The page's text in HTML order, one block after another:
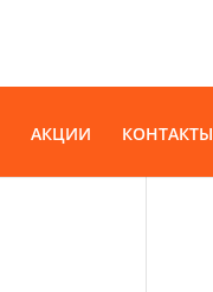
АКЦИИ КОНТАКТЫ